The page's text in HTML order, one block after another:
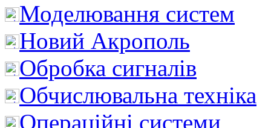
Моделювання систем
Новий Акрополь
Обробка сигналів
Обчислювальна техніка
Операційні системи